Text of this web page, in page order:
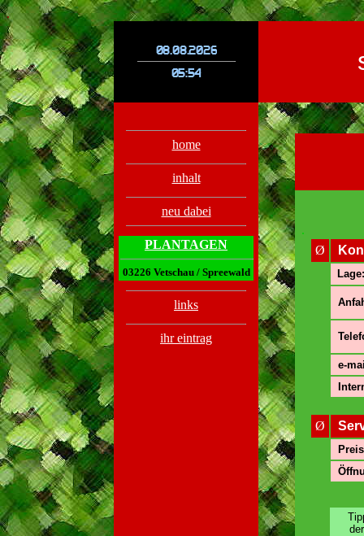
.
home
inhalt
neu dabei
PLANTAGEN
03226 Vetschau / Spreewald
links
ihr eintrag
.
Ø
Lage:
e-
Ø